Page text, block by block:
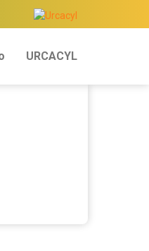
URCACYL